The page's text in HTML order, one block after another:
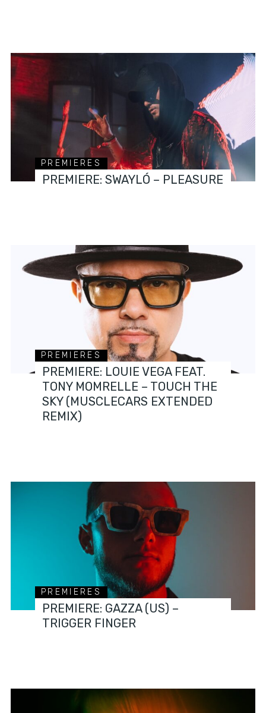
PREMIERES
PREMIERE: SWAYLÓ – PLEASURE
PREMIERES
PREMIERE: LOUIE VEGA FEAT.
TONY MOMRELLE – TOUCH THE
SKY (MUSCLECARS EXTENDED
REMIX)
PREMIERES
PREMIERE: GAZZA (US) –
TRIGGER FINGER